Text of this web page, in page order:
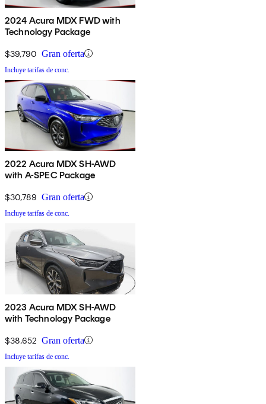
2024 Acura MDX FWD with
Technology Package
$39,790 Gran oferta
Incluye tarifas de conc.
2022 Acura MDX SH-AWD
with A-SPEC Package
$30,789 Gran oferta
Incluye tarifas de conc.
2023 Acura MDX SH-AWD
with Technology Package
$38,652 Gran oferta
Incluye tarifas de conc.